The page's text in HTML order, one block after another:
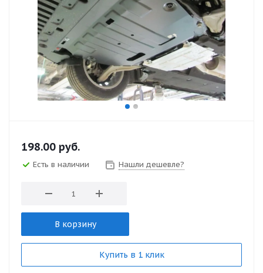
198.00 руб.
Есть в наличии Нашли дешевле?
В корзину
Купить в 1 клик